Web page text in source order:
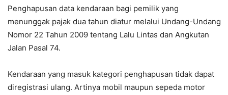
Penghapusan data kendaraan bagi pemilik yang
menunggak pajak dua tahun diatur melalui Undang-Undang
Nomor 22 Tahun 2009 tentang Lalu Lintas dan Angkutan
Jalan Pasal 74.
Kendaraan yang masuk kategori penghapusan tidak dapat
diregistrasi ulang. Artinya mobil maupun sepeda motor